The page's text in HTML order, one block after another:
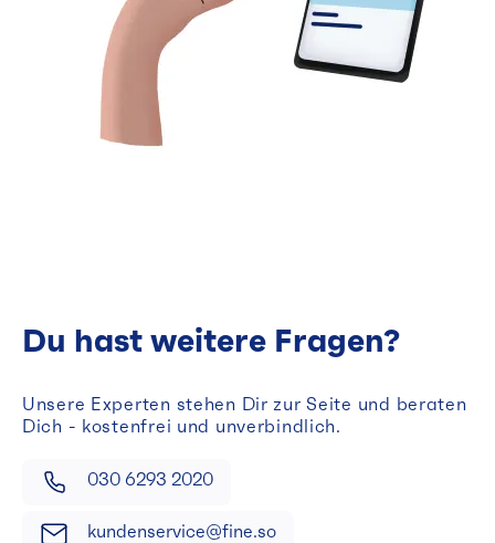
Du hast weitere Fragen?
Unsere Experten stehen Dir zur Seite und beraten
Dich - kostenfrei und unverbindlich.
030 6293 2020
kundenservice@fine.so